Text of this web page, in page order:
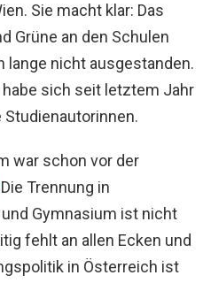
Sie macht klar: Das
Grüne an den Schulen
lange nicht ausgestanden.
habe sich seit letztem Jahr
war schon vor der
Trennung in
Gymnasium ist nicht
fehlt an allen Ecken und
in Österreich ist